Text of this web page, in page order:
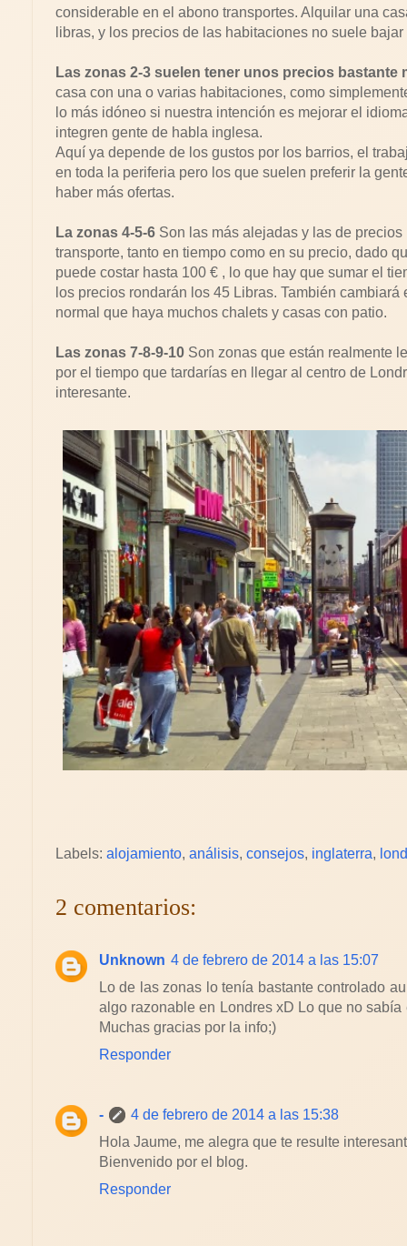
considerable en el abono transportes. Alquilar una
libras, y los precios de las habitaciones no suele
Las zonas 2-3 suelen tener unos precios bastante
casa con una o varias habitaciones, como
lo más idóneo si nuestra intención es mejorar el
integren gente de habla inglesa.
Aquí ya depende de los gustos por los barrios, el
en toda la periferia pero los que suelen preferir la
haber más ofertas.
La zonas 4-5-6 Son las más alejadas y las de
transporte, tanto en tiempo como en su precio, dado
puede costar hasta 100 € , lo que hay que sumar el
los precios rondarán los 45 Libras. También
normal que haya muchos chalets y casas con patio.
Las zonas 7-8-9-10 Son zonas que están realmente
por el tiempo que tardarías en llegar al centro de
interesante.
Labels: alojamiento, análisis, consejos, inglaterra,
2 comentarios:
Unknown 4 de febrero de 2014 a las 15:07
Lo de las zonas lo tenía bastante controlado
algo razonable en Londres xD Lo que no
Muchas gracias por la info;)
Responder
-
4 de febrero de 2014 a las 15:38
Hola Jaume, me alegra que te resulte
Bienvenido por el blog.
Responder